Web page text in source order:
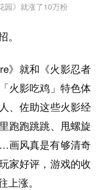
园》就涨了10万粉
》就和《火影忍者
火影吃鸡」特色体
、佐助这些火影经
跑跑跳跳、甩螺旋
画风真是有够清奇
家好评，游戏的收
上涨。